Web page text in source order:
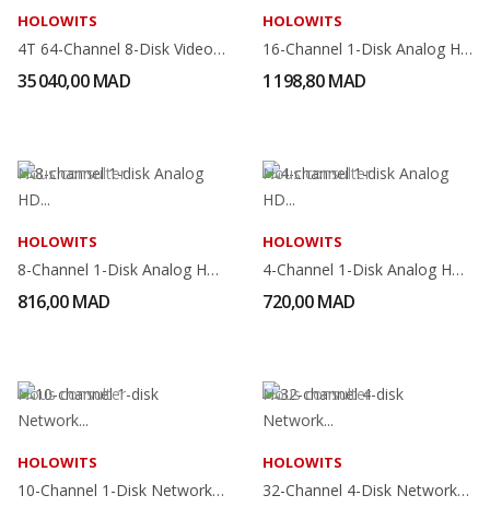
HOLOWITS
4T 64-Channel 8-Disk Video Intelligent Platform
35 040,00 MAD
HOLOWITS
16-Channel 1-Disk Analog HD Video Recorder
1 198,80 MAD
Nous consulter
HOLOWITS
8-Channel 1-Disk Analog HD Video Recorder
816,00 MAD
Nous consulter
HOLOWITS
4-Channel 1-Disk Analog HD Video Recorder
720,00 MAD
Nous consulter
HOLOWITS
10-Channel 1-Disk Network Video Recorder
Nous consulter
HOLOWITS
32-Channel 4-Disk Network Video Recorder